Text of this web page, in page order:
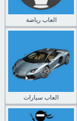
العاب رياضة
العاب سيارات